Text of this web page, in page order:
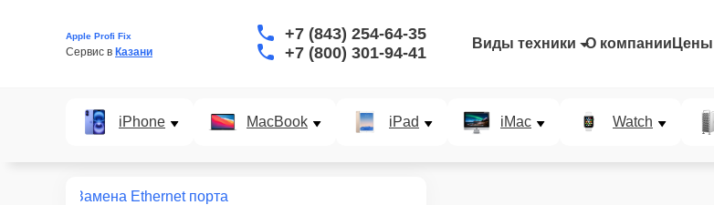
Apple Profi Fix
Сервис в Казани
+7 (843) 254-64-35
+7 (800) 301-94-41
Виды техники О компании Цены
iPhone MacBook iPad iMac Watch
Замена Ethernet порта